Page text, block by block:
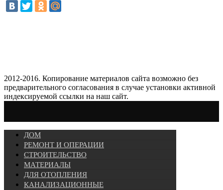
2012-2016. Копирование материалов сайта возможно без
предварительного согласования в случае установки активной
индексируемой ссылки на наш сайт.
ДОМ
РЕМОНТ И ОПЕРАЦИИ
СТРОИТЕЛЬСТВО
МАТЕРИАЛЫ
ДЛЯ ОТОПЛЕНИЯ
КАНАЛИЗАЦИОННЫЕ